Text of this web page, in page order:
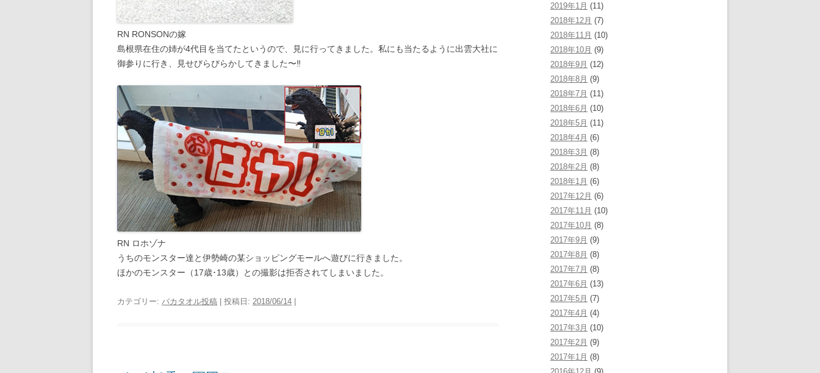
RN RONSONの嫁
島根県在住の姉が4代目を当てたというので、見に行ってきました。私にも当たるように出雲大社に
御参りに行き、見せびらびらかしてきました〜‼
RN ロホゾナ
うちのモンスター達と伊勢崎の某ショッピングモールへ遊びに行きました。
ほかのモンスター（17歳･13歳）との撮影は拒否されてしまいました。
カテゴリー: バカタオル投稿 | 投稿日: 2018/06/14
2019年1月 (11)
2018年12月 (7)
2018年11月 (10)
2018年10月 (9)
2018年9月 (12)
2018年8月 (9)
2018年7月 (11)
2018年6月 (10)
2018年5月 (11)
2018年4月 (6)
2018年3月 (8)
2018年2月 (8)
2018年1月 (6)
2017年12月 (6)
2017年11月 (10)
2017年10月 (8)
2017年9月 (9)
2017年8月 (8)
2017年7月 (8)
2017年6月 (13)
2017年5月 (7)
2017年4月 (4)
2017年3月 (10)
2017年2月 (9)
2017年1月 (8)